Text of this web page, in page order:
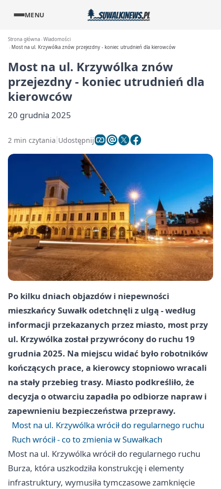
MENU
Strona główna Wiadomości
Most na ul. Krzywólka znów przejezdny - koniec utrudnień dla kierowców
Most na ul. Krzywólka znów
przejezdny - koniec utrudnień dla
kierowców
20 grudnia 2025
2 min czytania Udostępnij
Po kilku dniach objazdów i niepewności
mieszkańcy Suwałk odetchnęli z ulgą - według
informacji przekazanych przez miasto, most przy
ul. Krzywólka został przywrócony do ruchu 19
grudnia 2025. Na miejscu widać było robotników
kończących prace, a kierowcy stopniowo wracali
na stały przebieg trasy. Miasto podkreśliło, że
decyzja o otwarciu zapadła po odbiorze napraw i
zapewnieniu bezpieczeństwa przeprawy.
Most na ul. Krzywólka wrócił do regularnego ruchu
Ruch wrócił - co to zmienia w Suwałkach
Most na ul. Krzywólka wrócił do regularnego ruchu
Burza, która uszkodziła konstrukcję i elementy
infrastruktury, wymusiła tymczasowe zamknięcie